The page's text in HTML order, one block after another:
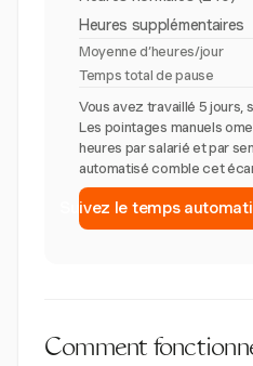
Heures supplémentaires
Moyenne d’heures/jour
Temps total de pause
Vous avez travaillé 5 jours,
Les pointages manuels
heures par salarié et par
automatisé comble cet
Suivez le temps
Comment